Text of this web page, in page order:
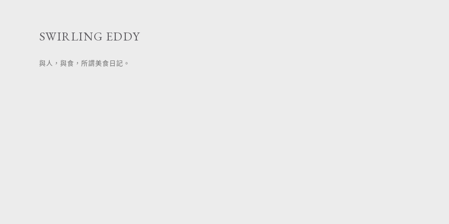
SWIRLING EDDY
與人，與食，所謂美食日記。